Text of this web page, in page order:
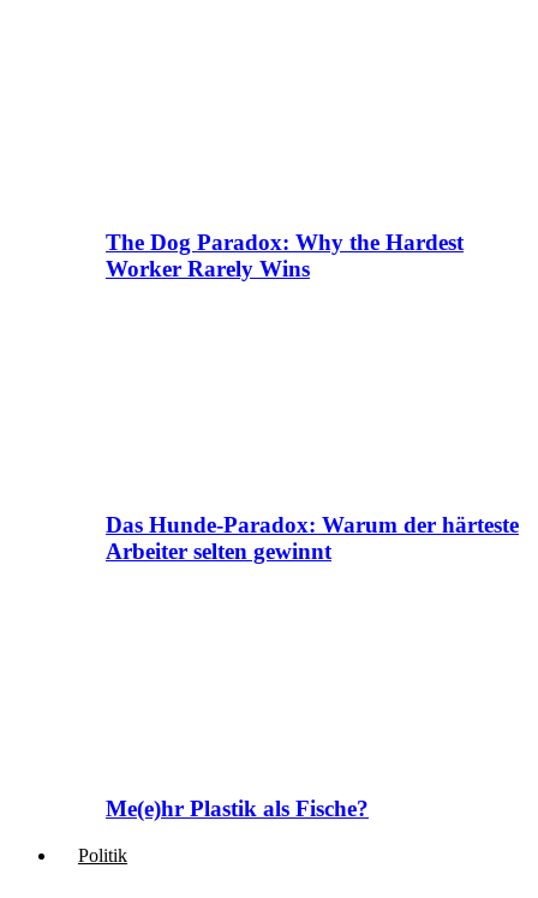
The Dog Paradox: Why the Hardest
Worker Rarely Wins
Das Hunde-Paradox: Warum der härteste
Arbeiter selten gewinnt
Me(e)hr Plastik als Fische?
Politik